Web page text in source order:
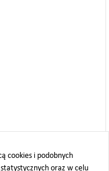
cookies i podobnych
oraz w celu